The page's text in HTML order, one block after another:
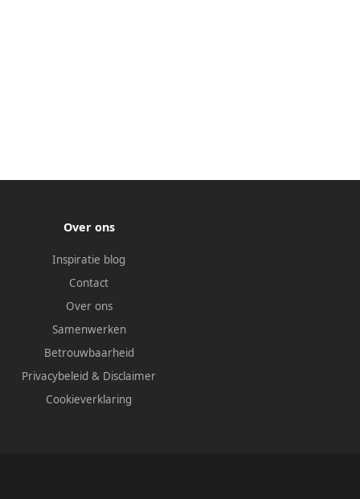
Over ons
Inspiratie blog
Contact
Over ons
Samenwerken
Betrouwbaarheid
Privacybeleid & Disclaimer
Cookieverklaring